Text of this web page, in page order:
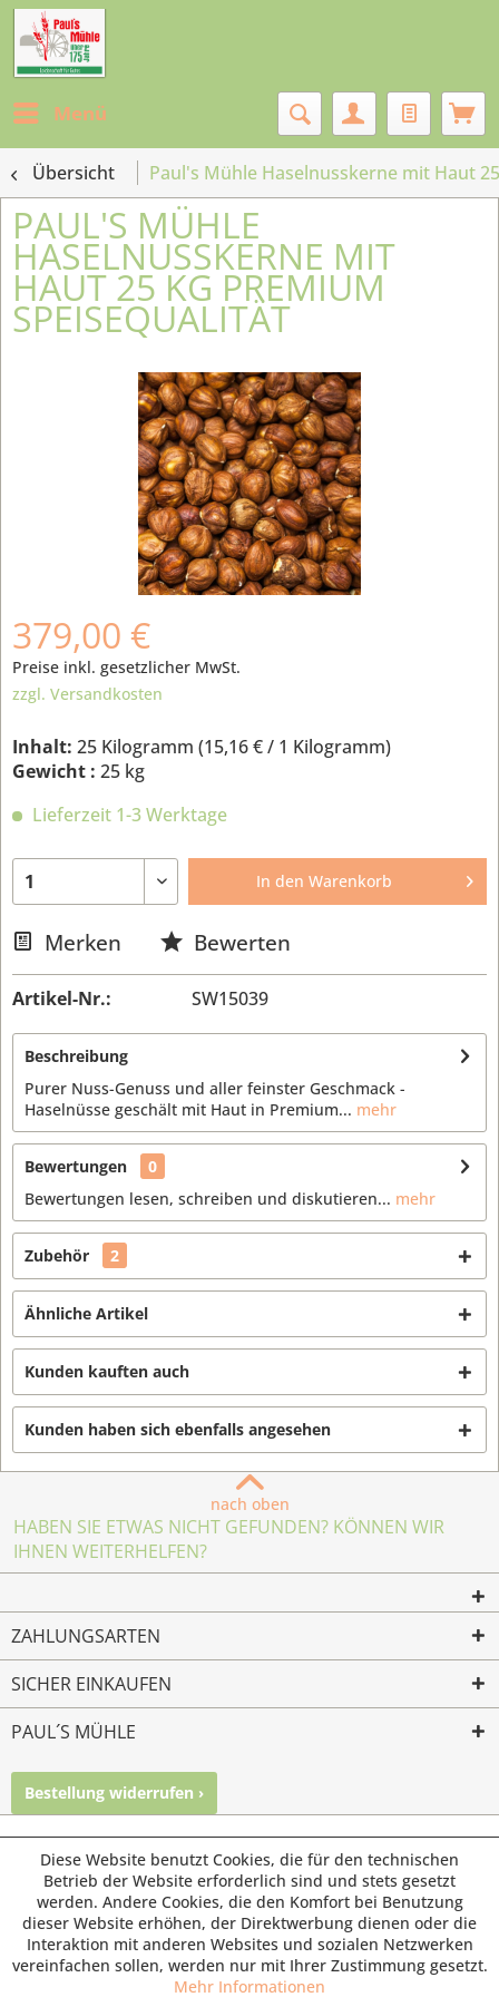
Menü
Übersicht Paul's Mühle Haselnusskerne mit Haut
PAUL'S MÜHLE
HASELNUSSKERNE MIT
HAUT 25 KG PREMIUM
SPEISEQUALITÄT
379,00 €
Preise inkl. gesetzlicher MwSt.
zzgl. Versandkosten
Inhalt: 25 Kilogramm (15,16 €/ 1 Kilogramm)
Gewicht : 25 kg
Lieferzeit 1-3 Werktage
In den Warenkorb
Merken Bewerten
Artikel-Nr.: SW15039
Beschreibung
Purer Nuss-Genuss und aller feinster Geschmack -
Haselnüsse geschält mit Haut in Premium... mehr
Bewertungen
0
Bewertungen lesen, schreiben und diskutieren... mehr
Zubehör 2
Ähnliche Artikel
Kunden kauften auch
Kunden haben sich ebenfalls angesehen
nach oben
HABEN SIE ETWAS NICHT GEFUNDEN? KÖNNEN WIR
IHNEN WEITERHELFEN?
ZAHLUNGSARTEN
SICHER EINKAUFEN
PAUL´S MÜHLE
Bestellung widerrufen ›
© Paul's Mühle | Inhaber: Christof Paul e.K. | Westring 2 |
45659 Recklinghausen
Fax: 02361 -28831 | E-Mail: info@pauls-muehle.de
Diese Website benutzt Cookies, die für den technischen
Betrieb der Website erforderlich sind und stets gesetzt
werden. Andere Cookies, die den Komfort bei Benutzung
dieser Website erhöhen, der Direktwerbung dienen oder die
Interaktion mit anderen Websites und sozialen Netzwerken
vereinfachen sollen, werden nur mit Ihrer Zustimmung gesetzt.
Mehr Informationen